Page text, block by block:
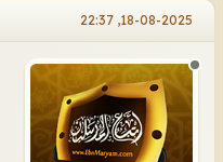
18-08-2025, 22:37